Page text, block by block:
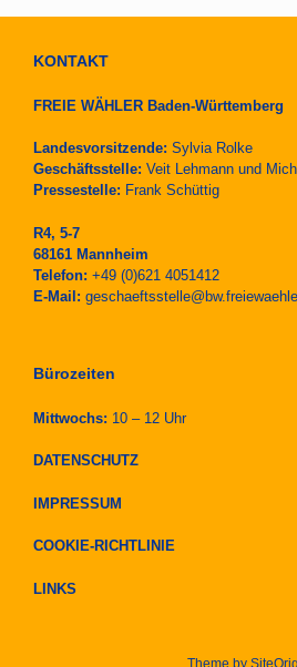
KONTAKT
FREIE WÄHLER Baden-Württemberg
Landesvorsitzende: Sylvia Rolke
Geschäftsstelle: Veit Lehmann und
Pressestelle: Frank Schüttig
R4, 5-7
68161 Mannheim
Telefon: +49 (0)621 4051412
E-Mail:
Bürozeiten
Mittwochs: 10 – 12 Uhr
DATENSCHUTZ
IMPRESSUM
COOKIE-RICHTLINIE
LINKS
Theme by